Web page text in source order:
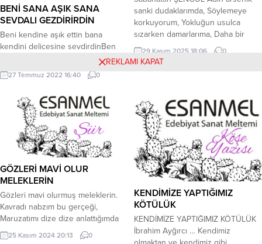
BENİ SANA AŞIK SANA
SEVDALI GEZDİRİRDİN
Beni kendine aşık ettin bana
kendini delicesine sevdirdinBen
hazanı yaşarken beni rengarenk bir
bahara erdirdinBir deli sevda
rüzgarı oluverdin gönül dağımda
oldum seni öyle deli gibi sevdim
kiEğer varsa hüznün kederin bana
gelsin geçsin her derdinDünyaya
yeniden gelseydim beni yine sana
aşık ederdinHer seferinde sen
kendini...
27 Temmuz 2022 16:40 0
sanki dudaklarımda, Söylemeye
korkuyorum, Yokluğun usulca
sızarken damarlarıma, Daha bir
kere bile öpememişken seni,
Gitmek istemiyorum, Ölmek
29 Kasım 2025 18:06 0
GÖZLERİ MAVİ OLUR
MELEKLERİN
Gözleri mavi olurmuş meleklerin.
Kavradı nabzım bu gerçeği,
Maruzatımı dize dize anlattığımda
Gök sündüse dayayıp hülyalı
25 Kasım 2024 20:13 0
KENDİMİZE YAPTIĞIMIZ
KÖTÜLÜK
KENDİMİZE YAPTIĞIMIZ KÖTÜLÜK
İbrahim Ayğırcı … Kendimiz
REKLAMI KAPAT